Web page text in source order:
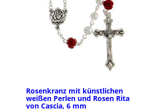
Rosenkranz mit künstlichen
weißen Perlen und Rosen Rita
von Cascia, 6 mm